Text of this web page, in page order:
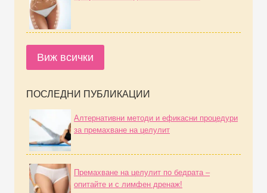
Виж всички
ПОСЛЕДНИ ПУБЛИКАЦИИ
Алтернативни методи и ефикасни процедури
за премахване на целулит
Премахване на целулит по бедрата –
опитайте и с лимфен дренаж!